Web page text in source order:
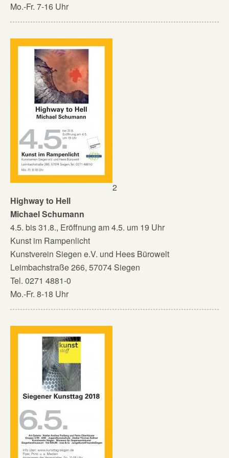
Mo.-Fr. 7-16 Uhr
2
Highway to Hell
Michael Schumann
4.5. bis 31.8., Eröffnung am 4.5. um 19 Uhr
Kunst im Rampenlicht
Kunstverein Siegen e.V. und Hees Bürowelt
Leimbachstraße 266, 57074 Siegen
Tel. 0271 4881-0
Mo.-Fr. 8-18 Uhr